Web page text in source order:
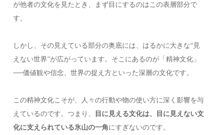
が他者の文化を見たとき、まず目にするのはこの表層部分で
す。
しかし、その見えている部分の奥底には、はるかに大きな“見
えない世界”が広がっています。そこにあるのが「精神文化」
──価値観や信念、世界の捉え方といった深層の文化です。
この精神文化こそが、人々の行動や物の使い方に深く影響を与
えているのです。つまり、
目に見える文化は、目に見えない文
化に支えられている氷山の一角にすぎないのです。